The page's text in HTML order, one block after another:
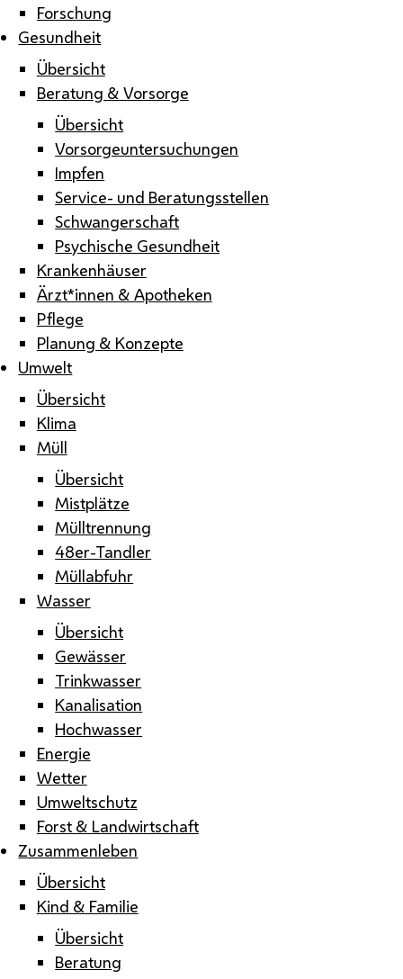
Forschung
Gesundheit
Übersicht
Beratung & Vorsorge
Übersicht
Vorsorgeuntersuchungen
Impfen
Service- und Beratungsstellen
Schwangerschaft
Psychische Gesundheit
Krankenhäuser
Ärzt*innen & Apotheken
Pflege
Planung & Konzepte
Umwelt
Übersicht
Klima
Müll
Übersicht
Mistplätze
Mülltrennung
48er-Tandler
Müllabfuhr
Wasser
Übersicht
Gewässer
Trinkwasser
Kanalisation
Hochwasser
Energie
Wetter
Umweltschutz
Forst & Landwirtschaft
Zusammenleben
Übersicht
Kind & Familie
Übersicht
Beratung